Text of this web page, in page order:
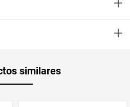
con las últimas tendencias de moda.+
similares